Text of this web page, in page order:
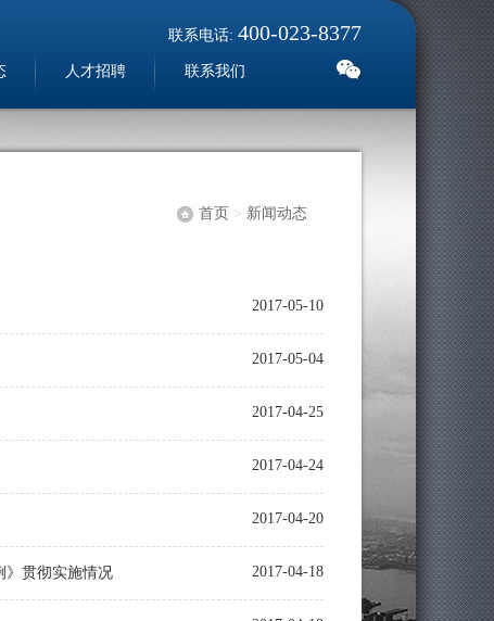
联系电话: 400-023-8377
人才招聘 联系我们
首页 > 新闻动态
2017-05-10
2017-05-04
2017-04-25
2017-04-24
2017-04-20
》贯彻实施情况 2017-04-18